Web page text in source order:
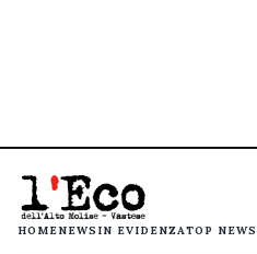
HOMENEWS IN EVIDENZATOP NEWS